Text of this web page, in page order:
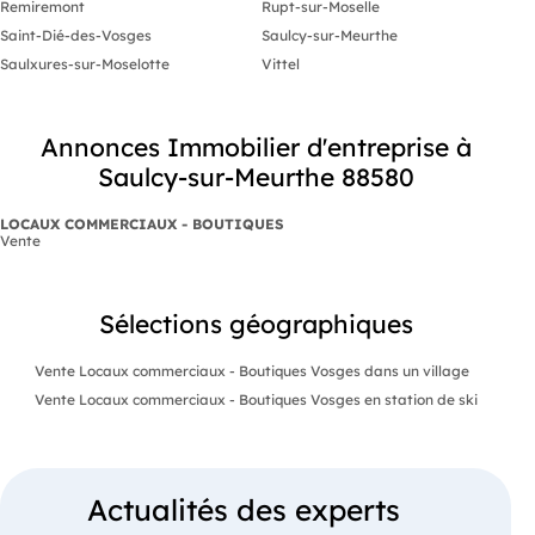
Remiremont
Rupt-sur-Moselle
Saint-Dié-des-Vosges
Saulcy-sur-Meurthe
Saulxures-sur-Moselotte
Vittel
Annonces Immobilier d'entreprise à
Saulcy-sur-Meurthe 88580
LOCAUX COMMERCIAUX - BOUTIQUES
Vente
Sélections géographiques
Vente Locaux commerciaux - Boutiques Vosges dans un village
Vente Locaux commerciaux - Boutiques Vosges en station de ski
Actualités des experts